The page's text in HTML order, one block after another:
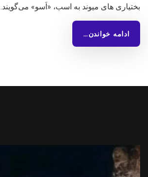
بختیاری های میوند به اسب، «اَسو» می‌گویند.
ادامه خواندن…